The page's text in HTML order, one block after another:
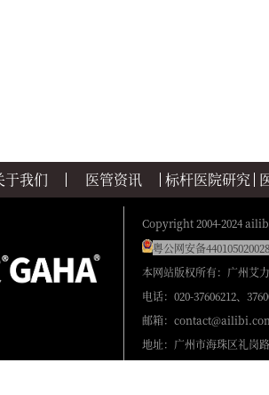
于我们 医管资讯 标杆医院研究
Copyright 2004-2024
粤公网安备
本网站版权所有：广州艾
电话：020-37606212、
邮箱：
地址：广州市海珠区礼岗